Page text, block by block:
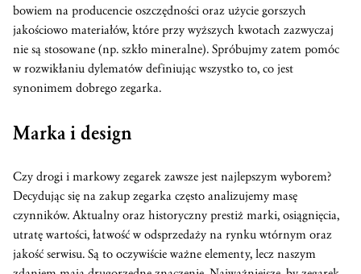
bowiem na producencie oszczędności oraz użycie gorszych
jakościowo materiałów, które przy wyższych kwotach zazwyczaj
nie są stosowane (np. szkło mineralne). Spróbujmy zatem pomóc
w rozwikłaniu dylematów definiując wszystko to, co jest
synonimem dobrego zegarka.
Marka i design
Czy drogi i markowy zegarek zawsze jest najlepszym wyborem?
Decydując się na zakup zegarka często analizujemy masę
czynników. Aktualny oraz historyczny prestiż marki, osiągnięcia,
utratę wartości, łatwość w odsprzedaży na rynku wtórnym oraz
jakość serwisu. Są to oczywiście ważne elementy, lecz naszym